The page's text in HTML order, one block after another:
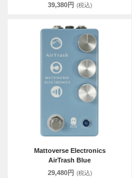
39,380円 (税込)
Mattoverse Electronics
AirTrash Blue
29,480円 (税込)